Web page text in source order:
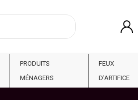
PRODUITS
MÉNAGERS
FEUX
D'ARTIFICE